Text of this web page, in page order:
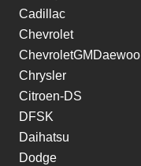
Cadillac
Chevrolet
ChevroletGMDaewoo
Chrysler
Citroen-DS
DFSK
Daihatsu
Dodge